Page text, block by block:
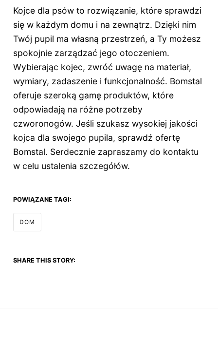
Kojce dla psów to rozwiązanie, które sprawdzi
się w każdym domu i na zewnątrz. Dzięki nim
Twój pupil ma własną przestrzeń, a Ty możesz
spokojnie zarządzać jego otoczeniem.
Wybierając kojec, zwróć uwagę na materiał,
wymiary, zadaszenie i funkcjonalność. Bomstal
oferuje szeroką gamę produktów, które
odpowiadają na różne potrzeby
czworonogów. Jeśli szukasz wysokiej jakości
kojca dla swojego pupila, sprawdź ofertę
Bomstal. Serdecznie zapraszamy do kontaktu
w celu ustalenia szczegółów.
POWIĄZANE TAGI:
DOM
SHARE THIS STORY: